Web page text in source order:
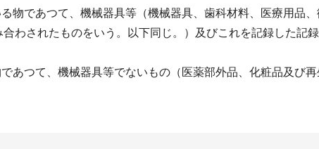
物であつて、機械器具等（機械器具、歯科材料、医療用品
わされたものをいう。以下同じ。）及びこれを記録した記
つて、機械器具等でないもの（医薬部外品、化粧品及び再